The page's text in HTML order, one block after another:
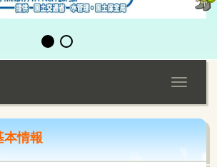
Toggle
本情報